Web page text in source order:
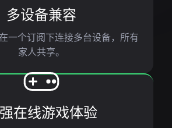
多设备兼容
一个订阅下连接多台设备，所有
家人共享。
在线游戏体验